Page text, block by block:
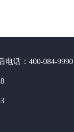
电话：400-084-9990